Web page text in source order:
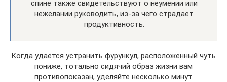
спине также свидетельствуют о неумении или
нежелании руководить, из-за чего страдает
продуктивность.
Когда удаётся устранить фурункул, расположенный чуть
пониже, тотально сидячий образ жизни вам
противопоказан, уделяйте несколько минут